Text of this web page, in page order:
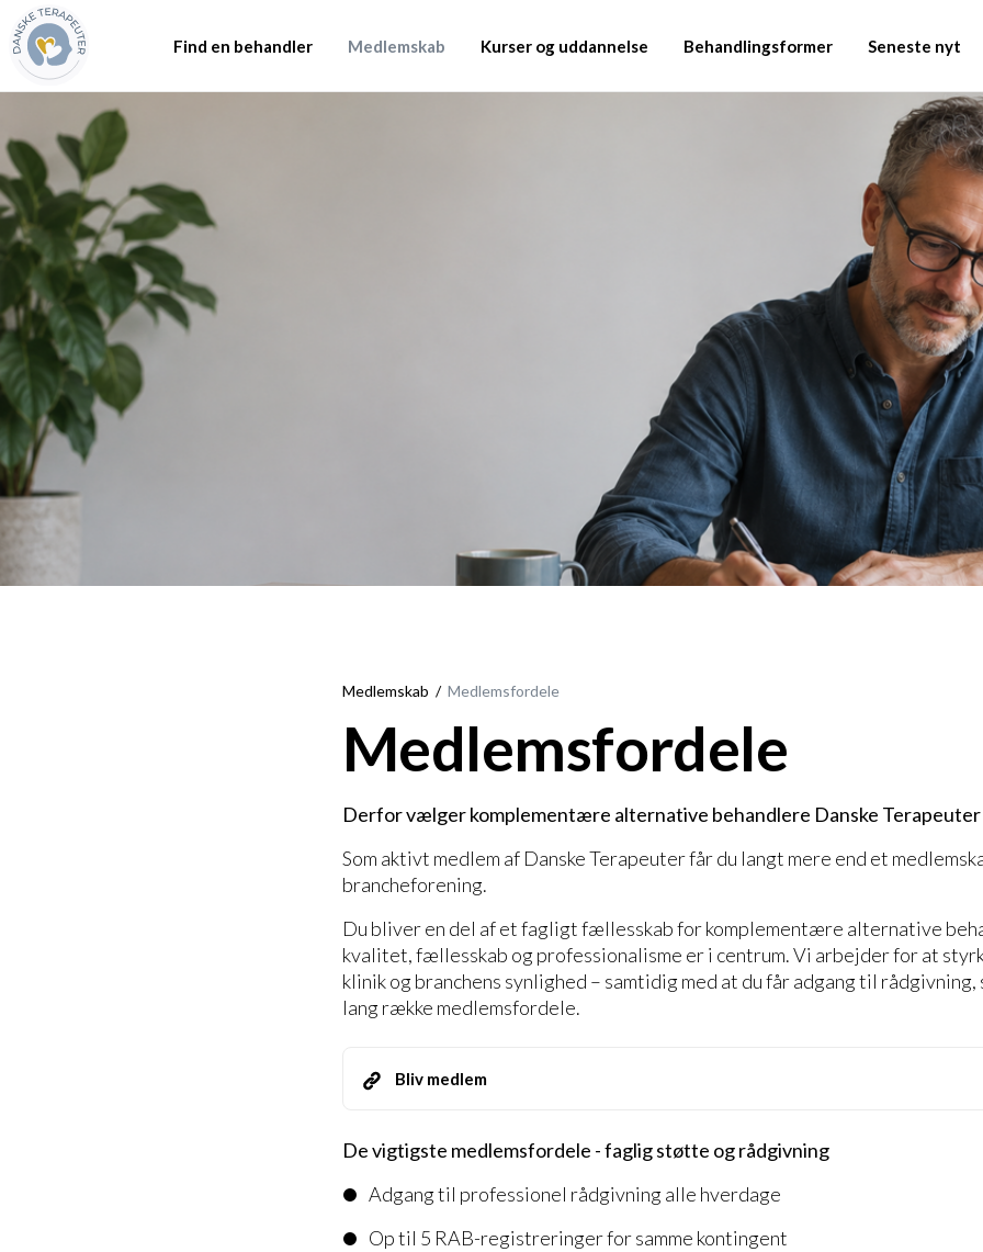
Find en behandler Medlemskab Kurser og uddannelse Behandlingsformer Seneste nyt
Medlemskab Medlemsfordele
Medlemsfordele
Derfor vælger komplementære alternative behandlere Danske Terapeuter
Som aktivt medlem af Danske Terapeuter får du langt mere end et
brancheforening.
Du bliver en del af et fagligt fællesskab for komplementære alternative
kvalitet, fællesskab og professionalisme er i centrum. Vi arbejder for at
klinik og branchens synlighed – samtidig med at du får adgang til rådgivning,
lang række medlemsfordele.
Bliv medlem
De vigtigste medlemsfordele - faglig støtte og rådgivning
Adgang til professionel rådgivning alle hverdage
Op til 5 RAB-registreringer for samme kontingent